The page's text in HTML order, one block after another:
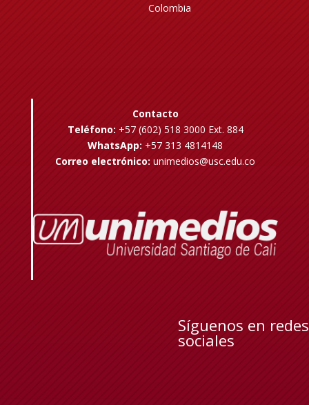
Colombia
Contacto
Teléfono: +57 (602) 518 3000 Ext. 884
WhatsApp: +57 313 4814148
Correo electrónico: unimedios@usc.edu.co
Síguenos en redes
sociales